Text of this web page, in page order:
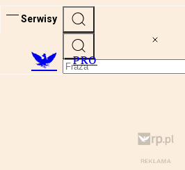
Serwisy
PRO